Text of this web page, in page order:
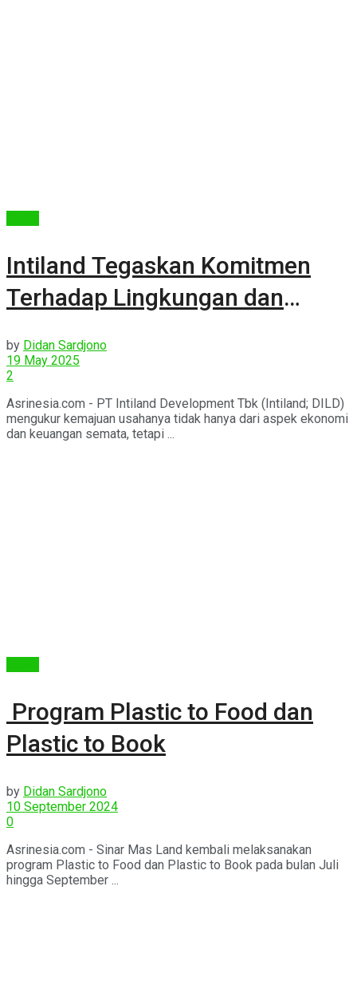
Intiland Tegaskan Komitmen
Terhadap Lingkungan dan
by Didan Sardjono
19 May 2025
2
Asrinesia.com - PT Intiland Development Tbk (Intiland; DILD)
mengukur kemajuan usahanya tidak hanya dari aspek ekonomi
dan keuangan semata, tetapi ...
Program Plastic to Food dan
Plastic to Book
by Didan Sardjono
10 September 2024
0
Asrinesia.com - Sinar Mas Land kembali melaksanakan
program Plastic to Food dan Plastic to Book pada bulan Juli
hingga September ...